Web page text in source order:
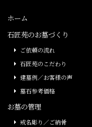
ホーム
石匠苑のお墓づくり
ご依頼の流れ
石匠苑のこだわり
建墓例／お客様の声
墓石参考価格
お墓の管理
戒名彫り／ご納骨